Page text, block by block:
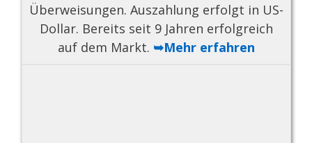
Überweisungen. Auszahlung erfolgt in US-
Dollar. Bereits seit 9 Jahren erfolgreich
auf dem Markt. ➥Mehr erfahren